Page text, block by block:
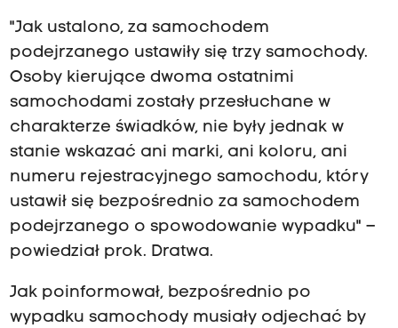
"Jak ustalono, za samochodem
podejrzanego ustawiły się trzy samochody.
Osoby kierujące dwoma ostatnimi
samochodami zostały przesłuchane w
charakterze świadków, nie były jednak w
stanie wskazać ani marki, ani koloru, ani
numeru rejestracyjnego samochodu, który
ustawił się bezpośrednio za samochodem
podejrzanego o spowodowanie wypadku" –
powiedział prok. Dratwa.
Jak poinformował, bezpośrednio po
wypadku samochody musiały odjechać by